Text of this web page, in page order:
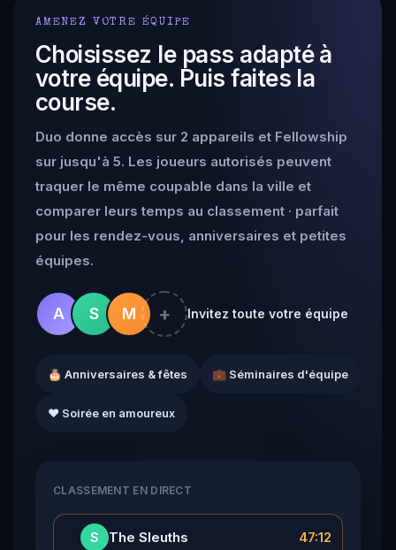
AMENEZ VOTRE ÉQUIPE
Choisissez le pass adapté à
votre équipe. Puis faites la
course.
Duo donne accès sur 2 appareils et Fellowship
sur jusqu'à 5. Les joueurs autorisés peuvent
traquer le même coupable dans la ville et
comparer leurs temps au classement · parfait
pour les rendez-vous, anniversaires et petites
équipes.
A S M + Invitez toute votre équipe
🎂 Anniversaires & fêtes 💼 Séminaires d'équipe
❤️ Soirée en amoureux
CLASSEMENT EN DIRECT
S The Sleuths 47:12